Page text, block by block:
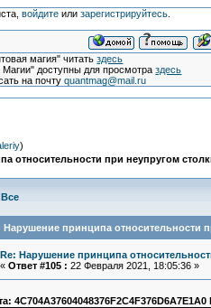
войдитеили зарегистрируйтесь.
магия" читатьздесь
Магии" доступны для просмотраздесь
на почтуquantmag@mail.ru
)
относительности при неупругом
Все
Нарушение принципа относительности
Re: Нарушение принципа
« Ответ #105 : 22 Февраля 2021, 18:05:36 »